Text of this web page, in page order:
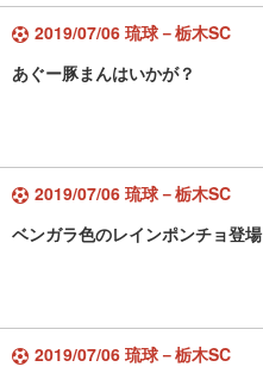
2019/07/06 琉球－栃木SC
あぐー豚まんはいかが？
2019/07/06 琉球－栃木SC
ベンガラ色のレインポンチョ登場
2019/07/06 琉球－栃木SC